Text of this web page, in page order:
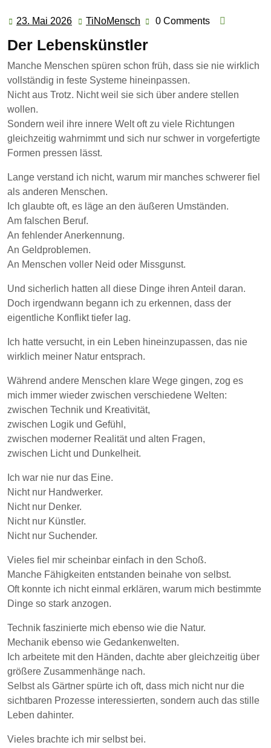
23. Mai 2026 23.
2026
TiNoMensch TiNoMensch
0 Comments
Der Lebenskünstler
Manche Menschen spüren schon früh, dass sie nie wirklich
vollständig in feste Systeme hineinpassen.
Nicht aus Trotz. Nicht weil sie sich über andere stellen
wollen.
Sondern weil ihre innere Welt oft zu viele Richtungen
gleichzeitig wahrnimmt und sich nur schwer in vorgefertigte
Formen pressen lässt.
Lange verstand ich nicht, warum mir manches schwerer fiel
als anderen Menschen.
Ich glaubte oft, es läge an den äußeren Umständen.
Am falschen Beruf.
An fehlender Anerkennung.
An Geldproblemen.
An Menschen voller Neid oder Missgunst.
Und sicherlich hatten all diese Dinge ihren Anteil daran.
Doch irgendwann begann ich zu erkennen, dass der
eigentliche Konflikt tiefer lag.
Ich hatte versucht, in ein Leben hineinzupassen, das nie
wirklich meiner Natur entsprach.
Während andere Menschen klare Wege gingen, zog es
mich immer wieder zwischen verschiedene Welten:
zwischen Technik und Kreativität,
zwischen Logik und Gefühl,
zwischen moderner Realität und alten Fragen,
zwischen Licht und Dunkelheit.
Ich war nie nur das Eine.
Nicht nur Handwerker.
Nicht nur Denker.
Nicht nur Künstler.
Nicht nur Suchender.
Vieles fiel mir scheinbar einfach in den Schoß.
Manche Fähigkeiten entstanden beinahe von selbst.
Oft konnte ich nicht einmal erklären, warum mich bestimmte
Dinge so stark anzogen.
Technik faszinierte mich ebenso wie die Natur.
Mechanik ebenso wie Gedankenwelten.
Ich arbeitete mit den Händen, dachte aber gleichzeitig über
größere Zusammenhänge nach.
Selbst als Gärtner spürte ich oft, dass mich nicht nur die
sichtbaren Prozesse interessierten, sondern auch das stille
Leben dahinter.
Vieles brachte ich mir selbst bei.